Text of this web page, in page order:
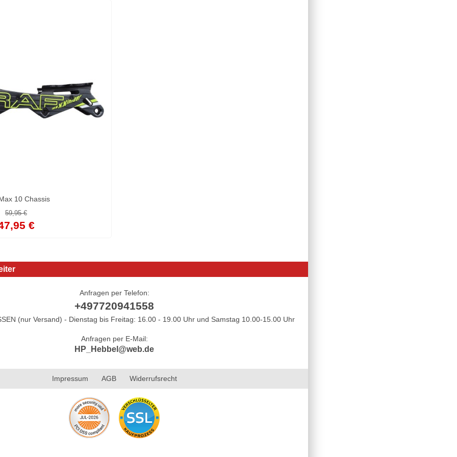
10 Chassis
59,95 €
€
Anfragen per Telefon:
+497720941558
(nur Versand) - Dienstag bis Freitag: 16.00 - 19.00 Uhr und Samstag 10.00-15.00 Uhr
Anfragen per E-Mail:
HP_Hebbel@web.de
Impressum AGB Widerrufsrecht